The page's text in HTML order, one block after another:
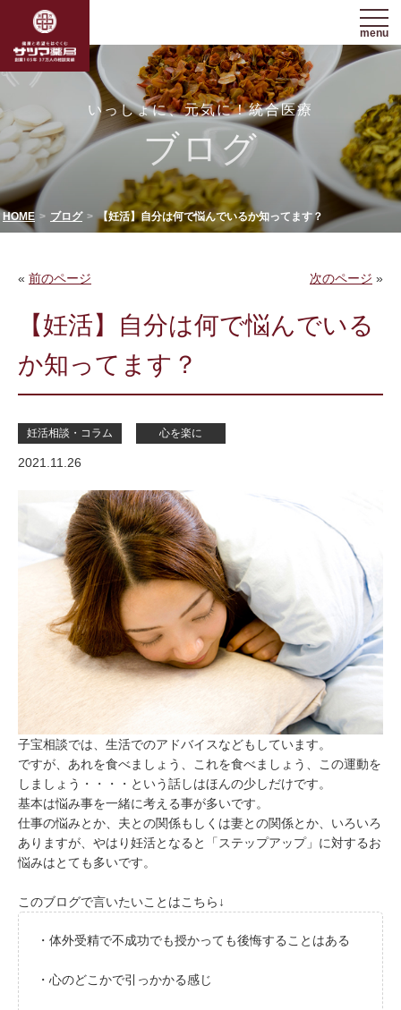
menu
いっしょに、元気に！統合医療
ブログ
HOME ブログ 【妊活】自分は何で悩んでいるか知ってます？
« 前のページ 次のページ »
【妊活】自分は何で悩んでいる
か知ってます？
妊活相談・コラム 心を楽に
2021.11.26
子宝相談では、生活でのアドバイスなどもしています。
ですが、あれを食べましょう、これを食べましょう、この運動を
しましょう・・・・という話しはほんの少しだけです。
基本は悩み事を一緒に考える事が多いです。
仕事の悩みとか、夫との関係もしくは妻との関係とか、いろいろ
ありますが、やはり妊活となると「ステップアップ」に対するお
悩みはとても多いです。
このブログで言いたいことはこちら↓
・体外受精で不成功でも授かっても後悔することはある
・心のどこかで引っかかる感じ